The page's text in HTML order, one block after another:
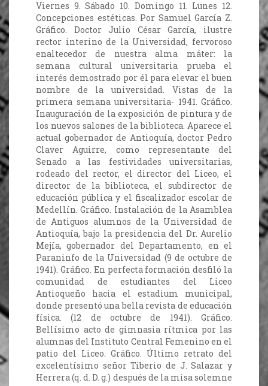
Viernes 9. Sábado 10. Domingo 11. Lunes 12.
Concepciones estéticas. Por Samuel García Z.
Gráfico. Doctor Julio César García, ilustre
rector interino de la Universidad, fervoroso
enaltecedor de nuestra alma máter: la
semana cultural universitaria prueba el
interés demostrado por él para elevar el buen
nombre de la universidad. Vistas de la
primera semana universitaria- 1941. Gráfico.
Inauguración de la exposición de pintura y de
los nuevos salones de la biblioteca. Aparece el
actual gobernador de Antioquía, doctor Pedro
Claver Aguirre, como representante del
Senado a las festividades universitarias,
rodeado del rector, el director del Liceo, el
director de la biblioteca, el subdirector de
educación pública y el fiscalizador escolar de
Medellín. Gráfico. Instalación de la Asamblea
de Antiguos alumnos de la Universidad de
Antioquía, bajo la presidencia del Dr. Aurelio
Mejía, gobernador del Departamento, en el
Paraninfo de la Universidad (9 de octubre de
1941). Gráfico. En perfecta formación desfiló la
comunidad de estudiantes del Liceo
Antioqueño hacia el estadium municipal,
donde presentó una bella revista de educación
física. (12 de octubre de 1941). Gráfico.
Bellísimo acto de gimnasia rítmica por las
alumnas del Instituto Central Femenino en el
patio del Liceo. Gráfico. Último retrato del
excelentísimo señor Tiberio de J. Salazar y
Herrera (q. d. D. g.) después de la misa solemne